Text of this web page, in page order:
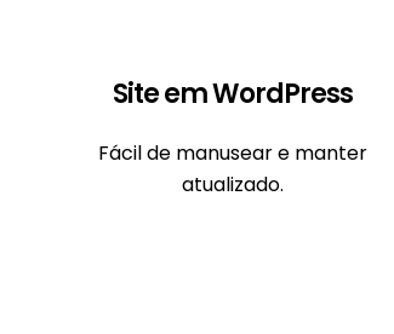
Site em WordPress
Fácil de manusear e manter
atualizado.